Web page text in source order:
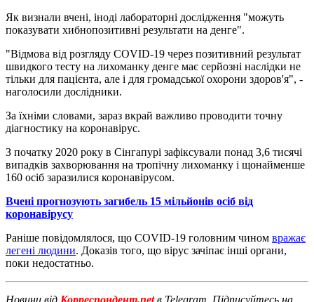
Як визнали вчені, іноді лабораторні дослідження "можуть
показувати хибнопозитивні результати на денге".
"Відмова від розгляду COVID-19 через позитивний результат
швидкого тесту на лихоманку денге має серйозні наслідки не
тільки для пацієнта, але і для громадської охорони здоров'я", -
наголосили дослідники.
За їхніми словами, зараз вкрай важливо проводити точну
діагностику на коронавірус.
З початку 2020 року в Сінгапурі зафіксували понад 3,6 тисячі
випадків захворювання на тропічну лихоманку і щонайменше
160 осіб заразилися коронавірусом.
Вчені прогнозують загибель 15 мільйонів осіб від
коронавірусу
Раніше повідомлялося, що COVID-19 головним чином вражає
легені людини. Доказів того, що вірус зачіпає інші органи,
поки недостатньо.
Новини від Корреспондент.netв Telegram. Підписуйтесь на